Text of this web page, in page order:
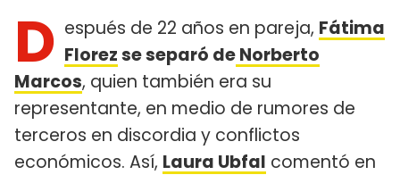
D espués de 22 años en pareja, Fátima
Florezse separó deNorberto
Marcos, quien también era su
representante, en medio de rumores de
terceros en discordia y conflictos
económicos. Así, Laura Ubfal comentó en